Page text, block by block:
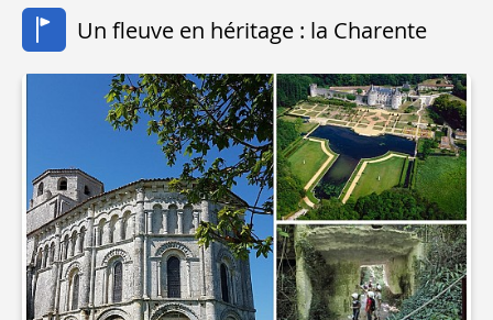
Un fleuve en héritage : la Charente